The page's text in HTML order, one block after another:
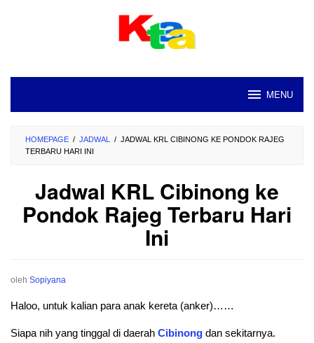
MENU
HOMEPAGE / JADWAL / JADWAL KRL CIBINONG KE PONDOK RAJEG
TERBARU HARI INI
Jadwal KRL Cibinong ke
Pondok Rajeg Terbaru Hari
Ini
oleh Sopiyana
Haloo, untuk kalian para anak kereta (anker)……
Siapa nih yang tinggal di daerah Cibinong dan sekitarnya.